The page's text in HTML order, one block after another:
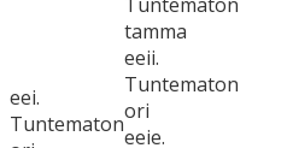
tamma
eei.
Tuntematon
eeii.
Tuntematon
ori
eeie.